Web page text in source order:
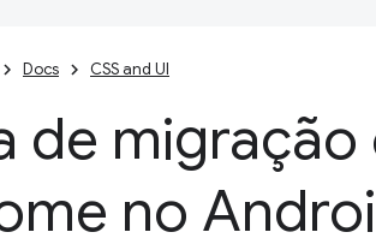
Docs CSS and UI
de
no